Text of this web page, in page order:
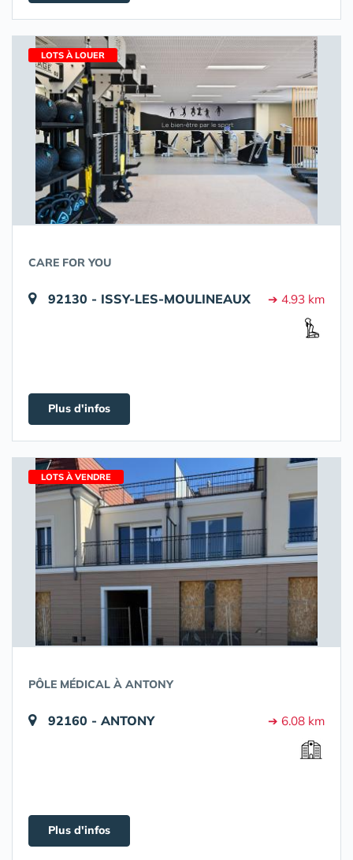
LOTS À LOUER
CARE FOR YOU
92130 - ISSY-LES-MOULINEAUX ➔ 4.93 km
Plus d'infos
LOTS À VENDRE
PÔLE MÉDICAL À ANTONY
92160 - ANTONY ➔ 6.08 km
Plus d'infos